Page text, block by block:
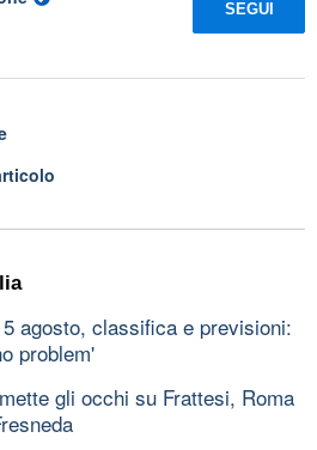
SEGUI
agosto, classifica e previsioni:
problem'
gli occhi su Frattesi, Roma